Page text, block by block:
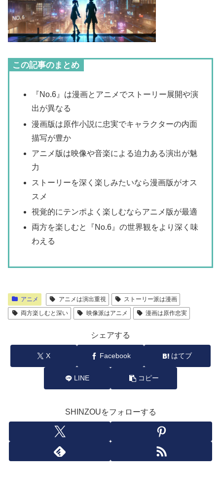
この記事のまとめ
『No.6』は漫画とアニメでストーリー展開や演
出が異なる
漫画版は原作小説に忠実でキャラクターの内面
描写が豊か
アニメ版は映像や音楽による迫力ある演出が魅
力
ストーリーを深く楽しみたいなら漫画版がオス
スメ
視覚的にテンポよく楽しむならアニメ版が最適
両方を楽しむと『No.6』の世界観をより深く味
わえる
アニメ アニメは演出重視
ストーリー派は漫画
両方楽しむと深い
映像派はアニメ 漫画は原作忠実
シェアする
X Facebook はてブ
LINE コピー
SHINZOUをフォローする